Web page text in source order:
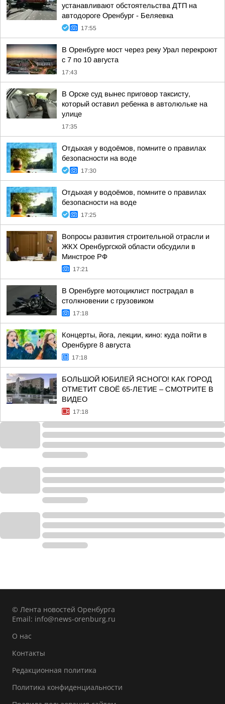
устанавливают обстоятельства ДТП на
автодороге Оренбург - Беляевка
17:55
В Оренбурге мост через реку Урал перекроют
с 7 по 10 августа
17:43
В Орске суд вынес приговор таксисту,
который оставил ребенка в автолюльке на
улице
17:35
Отдыхая у водоёмов, помните о правилах
безопасности на воде
17:30
Отдыхая у водоёмов, помните о правилах
безопасности на воде
17:25
Вопросы развития строительной отрасли и
ЖКХ Оренбургской области обсудили в
Минстрое РФ
17:21
В Оренбурге мотоциклист пострадал в
столкновении с грузовиком
17:18
Концерты, йога, лекции, кино: куда пойти в
Оренбурге 8 августа
17:18
БОЛЬШОЙ ЮБИЛЕЙ ЯСНОГО! КАК ГОРОД
ОТМЕТИТ СВОЁ 65-ЛЕТИЕ – СМОТРИТЕ В
ВИДЕО
17:18
© Лента новостей Оренбурга
Email: info@news-orenburg.ru
О нас
Контакты
Редакционная политика
Политика конфиденциальности